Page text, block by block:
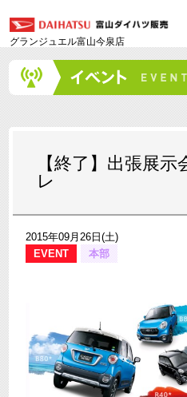
グランジュエル富山今泉店
【終了】出張展
レ
2015年09月26日(土)
EVENT
本部